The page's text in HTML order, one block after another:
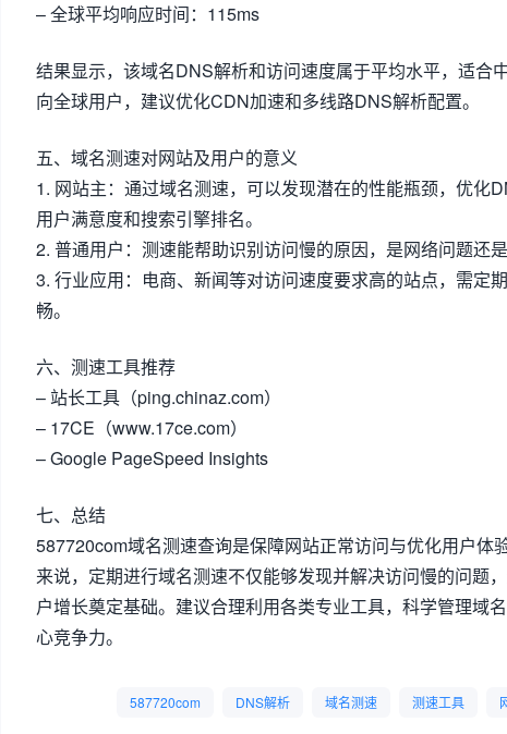
– 全球平均响应时间：115ms
结果显示，该域名DNS解析和访问速度属于平均水平，适合
向全球用户，建议优化CDN加速和多线路DNS解析配置。
五、域名测速对网站及用户的意义
1. 网站主：通过域名测速，可以发现潜在的性能瓶颈，优化
用户满意度和搜索引擎排名。
2. 普通用户：测速能帮助识别访问慢的原因，是网络问题还是
3. 行业应用：电商、新闻等对访问速度要求高的站点，需定
畅。
六、测速工具推荐
– 站长工具（ping.chinaz.com）
– 17CE（www.17ce.com）
– Google PageSpeed Insights
七、总结
587720com域名测速查询是保障网站正常访问与优化用户体
来说，定期进行域名测速不仅能够发现并解决访问慢的问题
户增长奠定基础。建议合理利用各类专业工具，科学管理域
心竞争力。
587720com DNS解析 域名测速 测速工具